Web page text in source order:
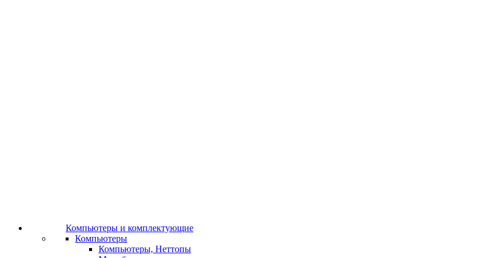
Компьютеры и комплектующие
Компьютеры
Компьютеры, Неттопы